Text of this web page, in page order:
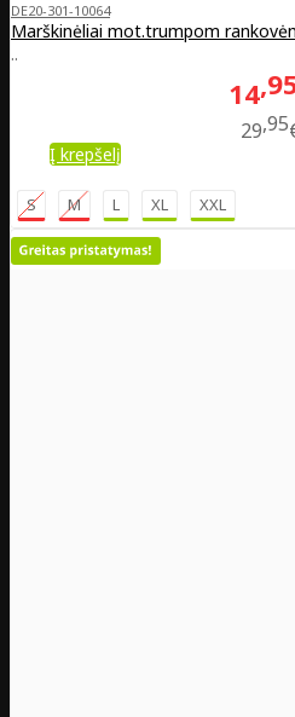
DE20-301-10064
Marškinėliai mot.trumpom
..
14
29 95
Į krepšelį
S M L XL XXL